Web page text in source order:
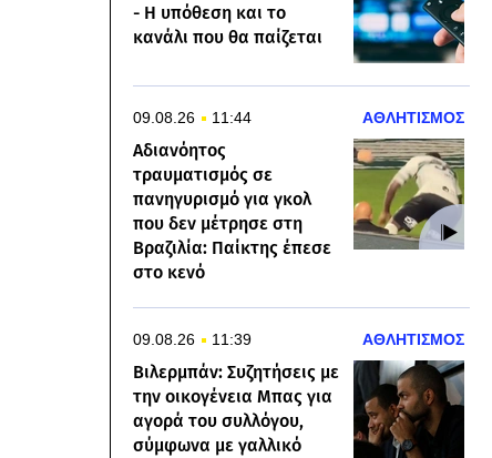
- Η υπόθεση και το
κανάλι που θα παίζεται
09.08.26 11:44 ΑΘΛΗΤΙΣΜΟΣ
Αδιανόητος
τραυματισμός σε
πανηγυρισμό για γκολ
που δεν μέτρησε στη
Βραζιλία: Παίκτης έπεσε
στο κενό
09.08.26 11:39 ΑΘΛΗΤΙΣΜΟΣ
Βιλερμπάν: Συζητήσεις με
την οικογένεια Μπας για
αγορά του συλλόγου,
σύμφωνα με γαλλικό